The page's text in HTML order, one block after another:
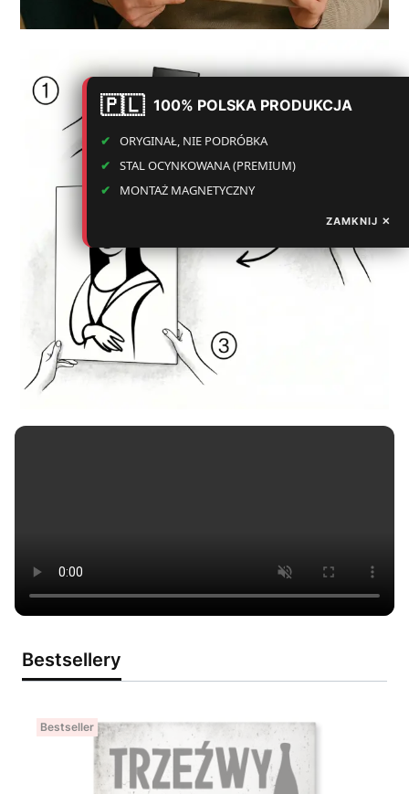
100% POLSKA PRODUKCJA
ORYGINAŁ, NIE PODRÓBKA
STAL OCYNKOWANA (PREMIUM)
MONTAŻ MAGNETYCZNY
ZAMKNIJ ✕
Bestsellery
Bestseller